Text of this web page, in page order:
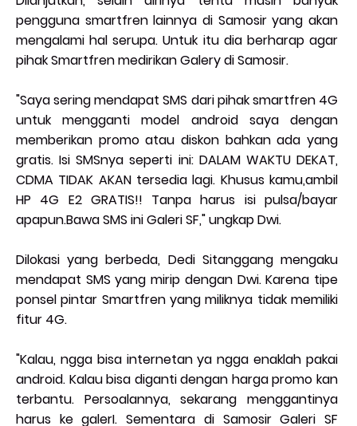
pengguna smartfren lainnya di Samosir yang akan
mengalami hal serupa. Untuk itu dia berharap agar
pihak Smartfren medirikan Galery di Samosir.
"Saya sering mendapat SMS dari pihak smartfren 4G
untuk mengganti model android saya dengan
memberikan promo atau diskon bahkan ada yang
gratis. Isi SMSnya seperti ini: DALAM WAKTU DEKAT,
CDMA TIDAK AKAN tersedia lagi. Khusus kamu,ambil
HP 4G E2 GRATIS!! Tanpa harus isi pulsa/bayar
apapun.Bawa SMS ini Galeri SF," ungkap Dwi.
Dilokasi yang berbeda, Dedi Sitanggang mengaku
mendapat SMS yang mirip dengan Dwi. Karena tipe
ponsel pintar Smartfren yang miliknya tidak memiliki
fitur 4G.
"Kalau, ngga bisa internetan ya ngga enaklah pakai
android. Kalau bisa diganti dengan harga promo kan
terbantu. Persoalannya, sekarang menggantinya
harus ke galerI. Sementara di Samosir Galeri SF